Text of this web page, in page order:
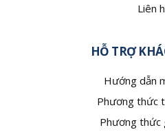
Liên
HỖ TRỢ
Hướng dẫn
Phương thức
Phương thức